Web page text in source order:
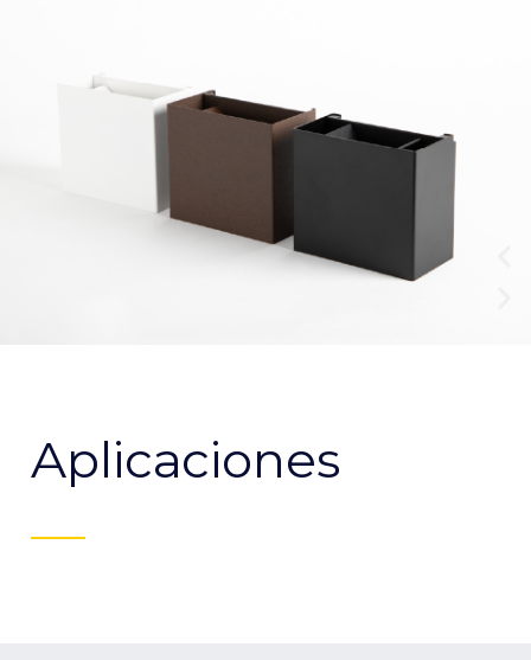
Aplicaciones